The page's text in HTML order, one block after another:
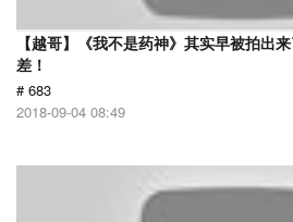
【越哥】《我不是药神》其实早被拍出
差！
# 683
2018-09-04 08:49